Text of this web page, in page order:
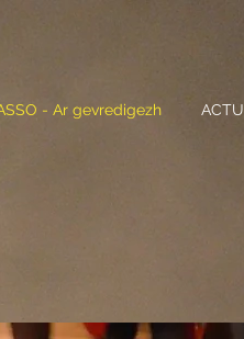
- Ar gevredigezh ACTU